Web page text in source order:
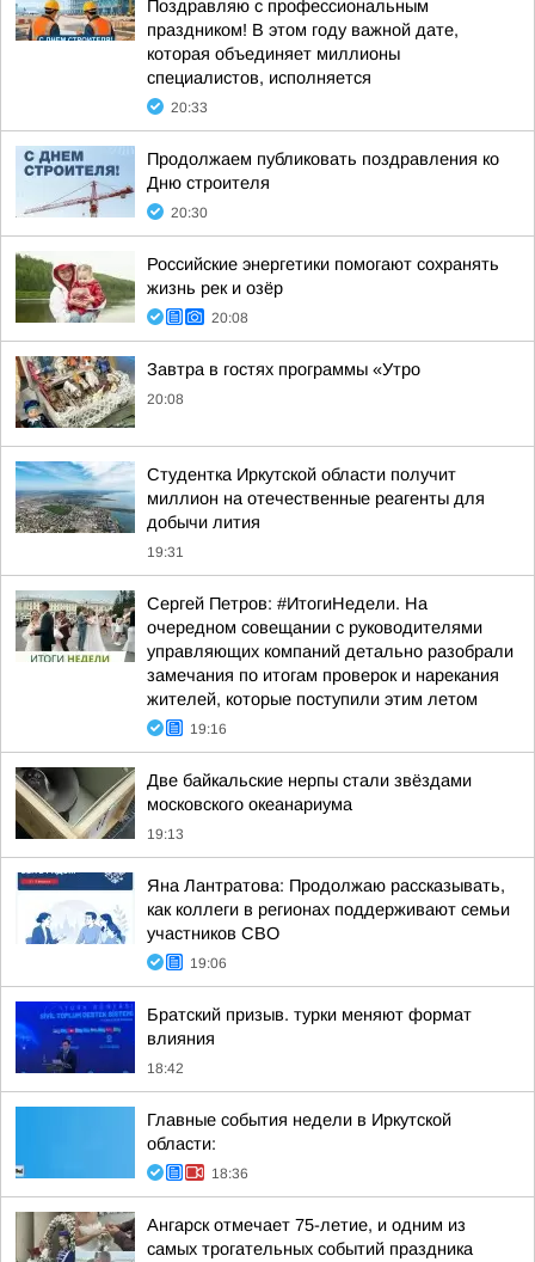
Поздравляю с профессиональным
праздником! В этом году важной дате,
которая объединяет миллионы
специалистов, исполняется
20:33
Продолжаем публиковать поздравления ко
Дню строителя
20:30
Российские энергетики помогают сохранять
жизнь рек и озёр
20:08
Завтра в гостях программы «Утро
20:08
Студентка Иркутской области получит
миллион на отечественные реагенты для
добычи лития
19:31
Сергей Петров: #ИтогиНедели. На
очередном совещании с руководителями
управляющих компаний детально разобрали
замечания по итогам проверок и нарекания
жителей, которые поступили этим летом
19:16
Две байкальские нерпы стали звёздами
московского океанариума
19:13
Яна Лантратова: Продолжаю рассказывать,
как коллеги в регионах поддерживают семьи
участников СВО
19:06
Братский призыв. турки меняют формат
влияния
18:42
Главные события недели в Иркутской
области:
18:36
Ангарск отмечает 75-летие, и одним из
самых трогательных событий праздника